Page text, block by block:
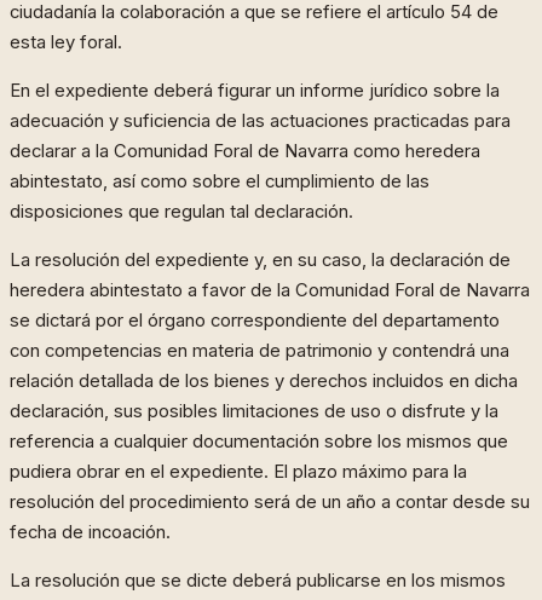
ciudadanía la colaboración a que se refiere el artículo 54 de
esta ley foral.
En el expediente deberá figurar un informe jurídico sobre la
adecuación y suficiencia de las actuaciones practicadas para
declarar a la Comunidad Foral de Navarra como heredera
abintestato, así como sobre el cumplimiento de las
disposiciones que regulan tal declaración.
La resolución del expediente y, en su caso, la declaración de
heredera abintestato a favor de la Comunidad Foral de Navarra
se dictará por el órgano correspondiente del departamento
con competencias en materia de patrimonio y contendrá una
relación detallada de los bienes y derechos incluidos en dicha
declaración, sus posibles limitaciones de uso o disfrute y la
referencia a cualquier documentación sobre los mismos que
pudiera obrar en el expediente. El plazo máximo para la
resolución del procedimiento será de un año a contar desde su
fecha de incoación.
La resolución que se dicte deberá publicarse en los mismos